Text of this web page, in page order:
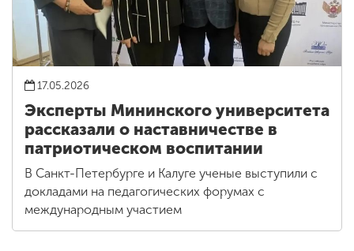
17.05.2026
Эксперты Мининского университета
рассказали о наставничестве в
патриотическом воспитании
В Санкт-Петербурге и Калуге ученые выступили с
докладами на педагогических форумах с
международным участием